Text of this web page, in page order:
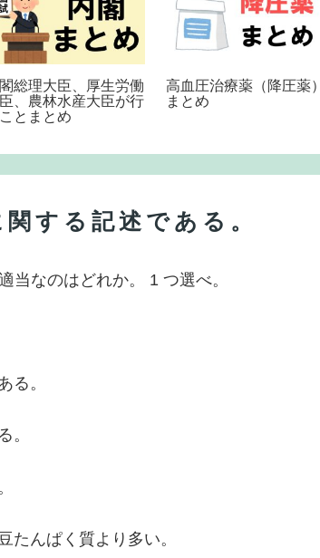
総理大臣、厚生労働
、農林水産大臣が行
とまとめ
高血圧治療薬（降圧薬）
まとめ
する記述である。
当なのはどれか。 1 つ選べ。
る。
。
たんぱく質より多い。